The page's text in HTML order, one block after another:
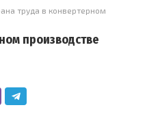
труда в конвертерном
производстве